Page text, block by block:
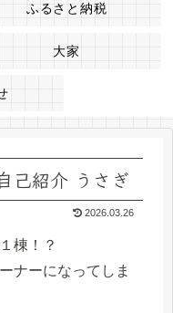
ふるさと納税
大家
己紹介 うさぎ
2026.03.26
棟！？
ナーになってしま